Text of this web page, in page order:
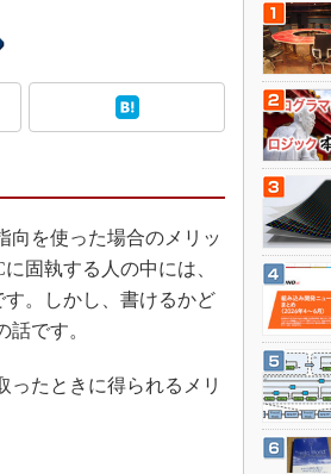
リング
発
ンとCAE
ー4.0
ン
向を使った場合のメリッ
固執する人の中には、
す。しかし、書けるかど
です。
たときに得られるメリ